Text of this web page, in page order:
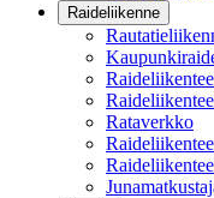
Raideliikenne
Rataverkko